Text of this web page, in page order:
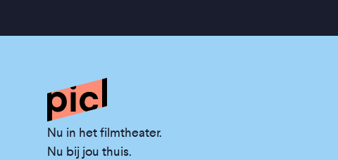
Nu in het filmtheater.
Nu bij jou thuis.